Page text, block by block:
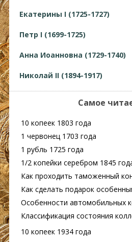
Екатерины I (1725-1727)
Петр I (1699-1725)
Анна Иоанновна (1729-1740)
Николай II (1894-1917)
Самое
10 копеек 1803 года
1 червонец 1703 года
1 рубль 1725 года
1/2 копейки серебром 1845
Как проходить таможенный
Как сделать подарок
Особенности автомобильных
Классификация состояния
10 копеек 1934 года